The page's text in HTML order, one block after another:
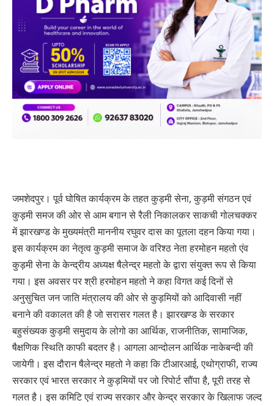
जमशेदपुर। पूर्व घोषित कार्यक्रम के तहत कुड़मी सेना, कुड़मी संगठन एवं
कुड़मी समज की ओर से आम बगान से रैली निकालकर साकची गोलचक्कर
में झारखण्ड के मुख्यमंत्री माननीय रघुवर दास का पूतला दहन किया गया।
इस कार्यक्रम का नेतृत्व कुड़मी समाज के वरिश्ठ नेता हरमोहन महतो एंव
कुड़मी सेना के केन्द्रीय अध्यक्ष षैलेन्द्र महतो के द्वारा संयुक्त रूप से किया
गया। इस अवसर पर श्री हरमोहन महतो ने कहा विगत कई दिनों से
अनुसुचित जन जाति मंत्रालय की ओर से कुड़मियों को आदिवासी नहीं
बनाने की वकालत की है जो सरासर गलत है। झारखण्ड के सरकार
बहुसंख्यक कुड़मी समुदाय के लोगो का आर्थिक, राजनीतिक, सामाजिक,
षैक्षणिक स्थिति काफी बदतर है। आगला आन्दोलन आर्थिक नाकेबन्दी की
जायेगी। इस दौरान षैलेन्द्र महतो ने कहा कि टीआरआई, एथोग्राफी, राज्य
सरकार एवं भारत सरकार ने कुड़मियों पर जो रिपोर्ट सौंपा है, पूरी तरह से
गलत है। इस कमिटि एवं राज्य सरकार और केन्द्र सरकार के खिलाफ जल्द